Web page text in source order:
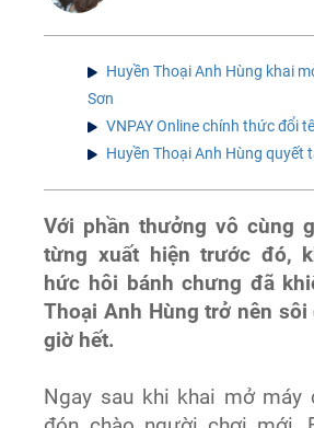
Huyền Thoại Anh Hùng khai
Sơn
VNPAY Online chính thức đổi
Huyền Thoại Anh Hùng quyết
Với phần thưởng vô cùng
từng xuất hiện trước đó,
hức hôi bánh chưng đã
Thoại Anh Hùng trở nên
giờ hết.
Ngay sau khi khai mở máy